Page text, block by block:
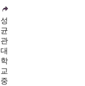
성
균
관
대
학
교
중